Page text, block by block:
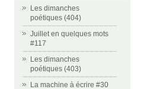
Les dimanches
poétiques (404)
Juillet en quelques mots
#117
Les dimanches
poétiques (403)
La machine à écrire #30